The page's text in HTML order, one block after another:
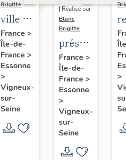
Brigitte
ville de
Vigneux-
sur-
Seine
France >
Île-de-
France >
Essonne
>
Vigneux-
sur-
Seine
| Réalisé par
Blanc
Brigitte
présentation
de
l'étude
du
patrimoine
de
Vigneux-
sur-
Seine
France >
Île-de-
France >
Essonne
>
Vigneux-
sur-
Seine
à
>